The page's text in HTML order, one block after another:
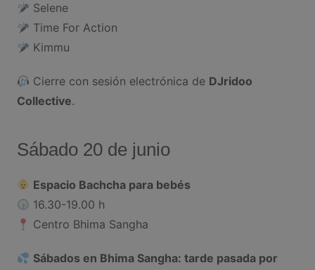
Selene
Time For Action
Kimmu
Cierre con sesión electrónica de DJridoo
Collective.
Sábado 20 de junio
Espacio Bachcha para bebés
16.30-19.00 h
Centro Bhima Sangha
Sábados en Bhima Sangha: tarde pasada por